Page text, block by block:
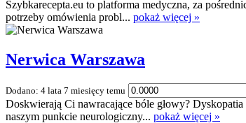
Szybkarecepta.eu to platforma medyczna, za
potrzeby omówienia probl... pokaż więcej »
Nerwica Warszawa
Dodano: 4 lata 7 miesięcy temu
Doskwierają Ci nawracające bóle głowy?
naszym punkcie neurologiczny... pokaż więcej »